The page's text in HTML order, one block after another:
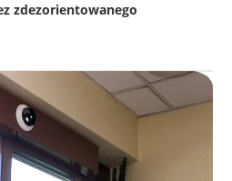
zdezorientowanego